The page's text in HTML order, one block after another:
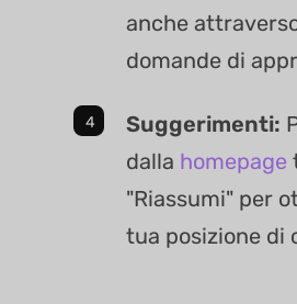
anche
domande di
Suggerimenti:
dalla homepage
"Riassumi" per
tua posizione di